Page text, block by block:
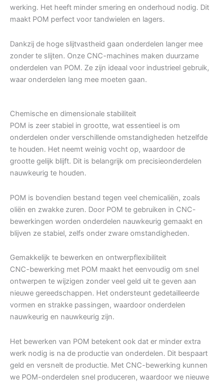
werking. Het heeft minder smering en onderhoud nodig. Dit
maakt POM perfect voor tandwielen en lagers.
Dankzij de hoge slijtvastheid gaan onderdelen langer mee
zonder te slijten. Onze CNC-machines maken duurzame
onderdelen van POM. Ze zijn ideaal voor industrieel gebruik,
waar onderdelen lang mee moeten gaan.
Chemische en dimensionale stabiliteit
POM is zeer stabiel in grootte, wat essentieel is om
onderdelen onder verschillende omstandigheden hetzelfde
te houden. Het neemt weinig vocht op, waardoor de
grootte gelijk blijft. Dit is belangrijk om precisieonderdelen
nauwkeurig te houden.
POM is bovendien bestand tegen veel chemicaliën, zoals
oliën en zwakke zuren. Door POM te gebruiken in CNC-
bewerkingen worden onderdelen nauwkeurig gemaakt en
blijven ze stabiel, zelfs onder zware omstandigheden.
Gemakkelijk te bewerken en ontwerpflexibiliteit
CNC-bewerking met POM maakt het eenvoudig om snel
ontwerpen te wijzigen zonder veel geld uit te geven aan
nieuwe gereedschappen. Het ondersteunt gedetailleerde
vormen en strakke passingen, waardoor onderdelen
nauwkeurig en nauwkeurig zijn.
Het bewerken van POM betekent ook dat er minder extra
werk nodig is na de productie van onderdelen. Dit bespaart
geld en versnelt de productie. Met CNC-bewerking kunnen
we POM-onderdelen snel produceren, waardoor we nieuwe